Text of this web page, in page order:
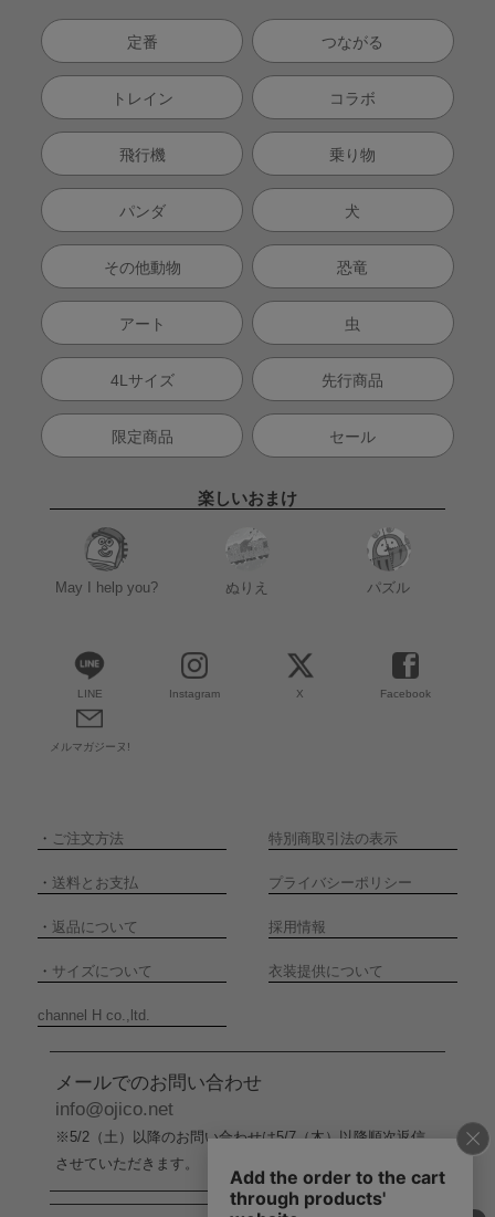
定番 つながる
トレイン コラボ
飛行機 乗り物
パンダ 犬
その他動物 恐竜
アート 虫
4Lサイズ 先行商品
限定商品 セール
楽しいおまけ
May I help you? ぬりえ パズル
LINE Instagram X Facebook
メルマガジーヌ!
・ ご注文方法 特別商取引法の表示
・ 送料とお支払 プライバシーポリシー
・ 返品について 採用情報
・ サイズについて 衣装提供について
channel H co.,ltd.
メールでのお問い合わせ
info@ojico.net
※5/2（土）以降のお問い合わせは5/7（木）以降順次返信
させていただきます。